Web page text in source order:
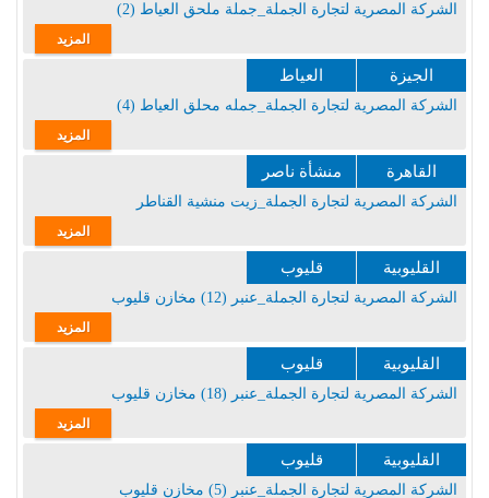
الشركة المصرية لتجارة الجملة_جملة ملحق العياط (2)
المزيد
الجيزة العياط
الشركة المصرية لتجارة الجملة_جمله محلق العياط (4)
المزيد
القاهرة منشأة ناصر
الشركة المصرية لتجارة الجملة_زيت منشية القناطر
المزيد
القليوبية قليوب
الشركة المصرية لتجارة الجملة_عنبر (12) مخازن قليوب
المزيد
القليوبية قليوب
الشركة المصرية لتجارة الجملة_عنبر (18) مخازن قليوب
المزيد
القليوبية قليوب
الشركة المصرية لتجارة الجملة_عنبر (5) مخازن قليوب